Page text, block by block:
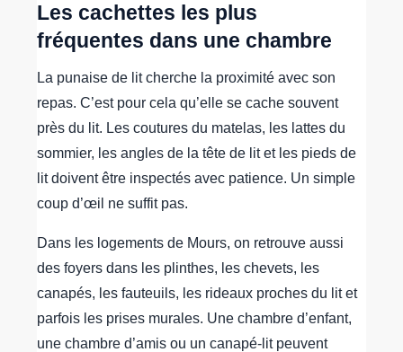
Les cachettes les plus
fréquentes dans une chambre
La punaise de lit cherche la proximité avec son
repas. C’est pour cela qu’elle se cache souvent
près du lit. Les coutures du matelas, les lattes du
sommier, les angles de la tête de lit et les pieds de
lit doivent être inspectés avec patience. Un simple
coup d’œil ne suffit pas.
Dans les logements de Mours, on retrouve aussi
des foyers dans les plinthes, les chevets, les
canapés, les fauteuils, les rideaux proches du lit et
parfois les prises murales. Une chambre d’enfant,
une chambre d’amis ou un canapé-lit peuvent